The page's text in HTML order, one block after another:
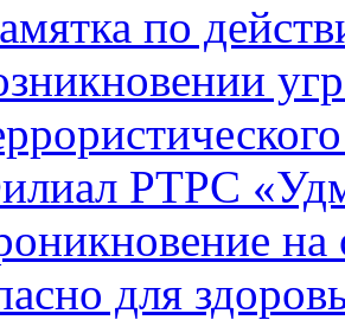
по
РТРС
на
для